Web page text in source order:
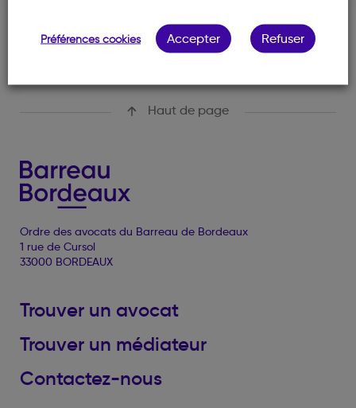
Haut de page
Ordre des avocats du Barreau de Bordeaux
1 rue de Cursol
33000 BORDEAUX
Trouver un avocat
Trouver un médiateur
Contactez-nous
Préférences cookies Accepter Refuser